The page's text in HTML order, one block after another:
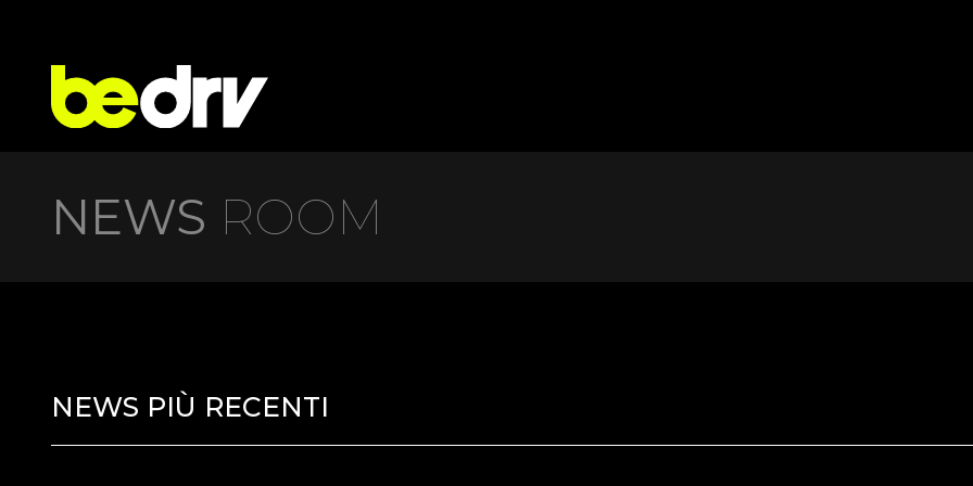
NEWS ROOM
NEWS PIÙ RECENTI